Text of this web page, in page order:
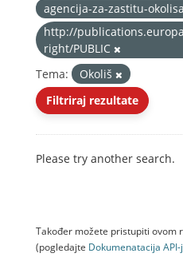
agencija-za-zastitu-okolisa
http://
right/PUBLIC
Tema:
Okoliš
Filtriraj rezultate
Please try another search.
Također možete pristupiti ovom
(pogledajte Dokumenаtаcijа API-